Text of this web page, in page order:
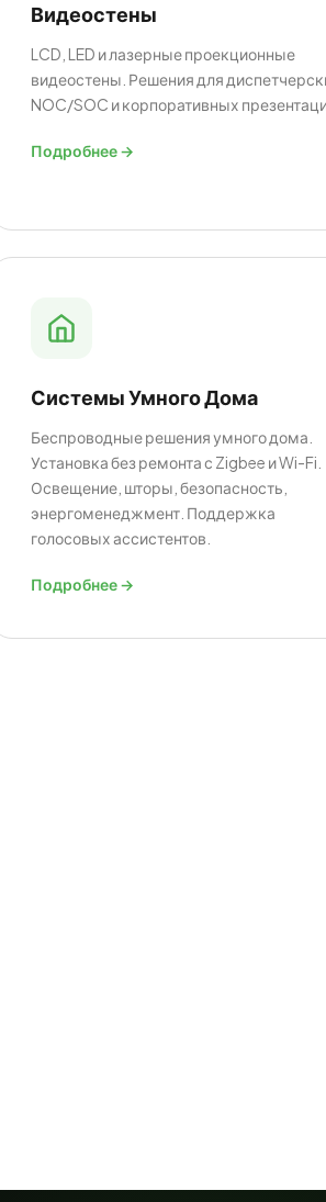
Видеостены
LCD, LED и лазерные проекционные
видеостены. Решения для
NOC/SOC и корпоративных
Подробнее →
Системы Умного Дома
Беспроводные решения умного дома.
Установка без ремонта с Zigbee и Wi-Fi.
Освещение, шторы, безопасность,
энергоменеджмент. Поддержка
голосовых ассистентов.
Подробнее →